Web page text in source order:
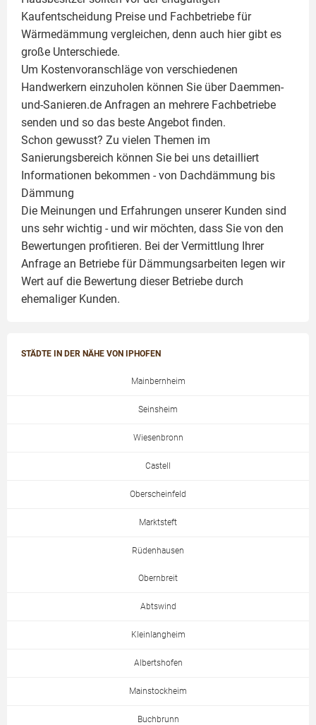
Kaufentscheidung Preise und Fachbetriebe für
Wärmedämmung vergleichen, denn auch hier gibt es
große Unterschiede.
Um Kostenvoranschläge von verschiedenen
Handwerkern einzuholen können Sie über Daemmen-
und-Sanieren.de Anfragen an mehrere Fachbetriebe
senden und so das beste Angebot finden.
Schon gewusst? Zu vielen Themen im
Sanierungsbereich können Sie bei uns detailliert
Informationen bekommen - von Dachdämmung bis
Dämmung
Die Meinungen und Erfahrungen unserer Kunden sind
uns sehr wichtig - und wir möchten, dass Sie von den
Bewertungen profitieren. Bei der Vermittlung Ihrer
Anfrage an Betriebe für Dämmungsarbeiten legen wir
Wert auf die Bewertung dieser Betriebe durch
ehemaliger Kunden.
STÄDTE IN DER NÄHE VON IPHOFEN
Mainbernheim
Seinsheim
Wiesenbronn
Castell
Oberscheinfeld
Marktsteft
Rüdenhausen
Obernbreit
Abtswind
Kleinlangheim
Albertshofen
Mainstockheim
Buchbrunn